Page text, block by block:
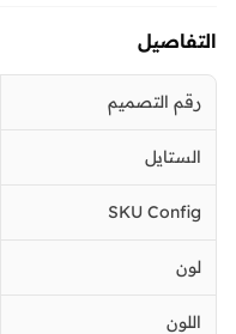
التفاصيل
رقم التصميم
الستايل
SKU Config
لون
اللون